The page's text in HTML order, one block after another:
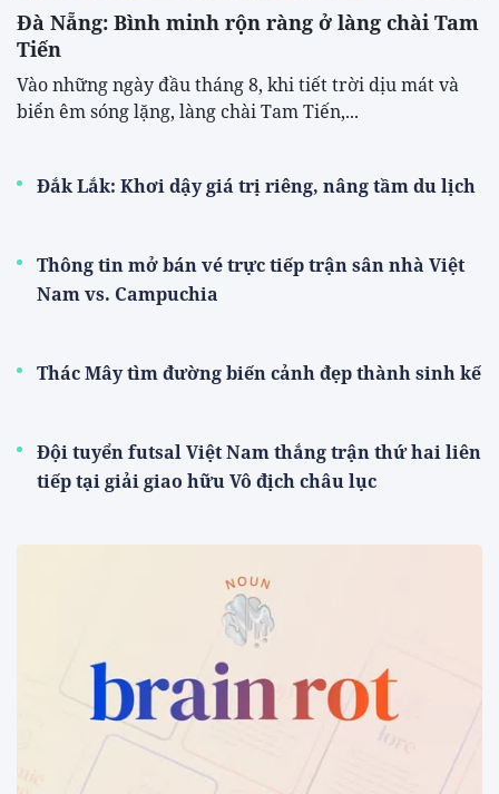
Đà Nẵng: Bình minh rộn ràng ở làng chài Tam
Tiến
Vào những ngày đầu tháng 8, khi tiết trời dịu mát và
biển êm sóng lặng, làng chài Tam Tiến,...
Đắk Lắk: Khơi dậy giá trị riêng, nâng tầm du lịch
Thông tin mở bán vé trực tiếp trận sân nhà Việt
Nam vs. Campuchia
Thác Mây tìm đường biến cảnh đẹp thành sinh kế
Đội tuyển futsal Việt Nam thắng trận thứ hai liên
tiếp tại giải giao hữu Vô địch châu lục